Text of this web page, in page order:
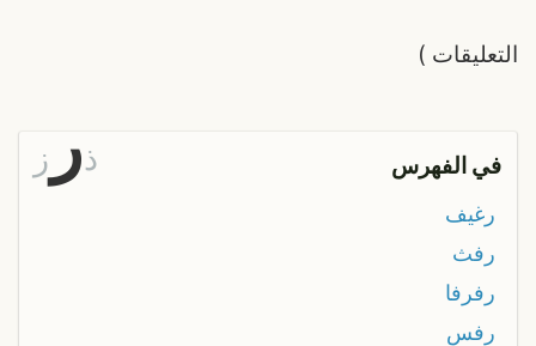
التعليقات )
في الفهرس ذر ز
رغيف
رفث
رفرفا
رفس